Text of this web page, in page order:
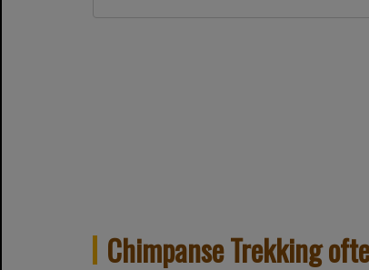
Chimpanse Trekking